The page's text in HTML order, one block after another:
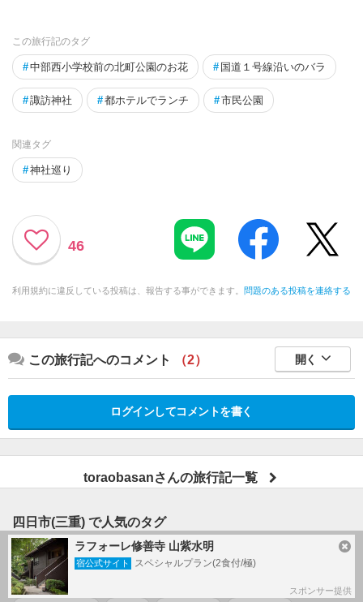
この旅行記のタグ
#中部西小学校前の北町公園のお花 # 国道１号線沿いのバラ
#諏訪神社 #都ホテルでランチ #市民公園
関連タグ
#神社巡り
46
利用規約に違反している投稿は、報告する事ができます。 問題のある投稿を連絡する
この旅行記へのコメント （2） 開く
ログインしてコメントを書く
toraobasanさんの旅行記一覧
四日市(三重) で人気のタグ
#三重県四日市市 #四日市 #三重県
#鉄道
ラフォーレ修善寺 山紫水明
宿公式サイト スペシャルプラン(2食付/極)
スポンサー提供